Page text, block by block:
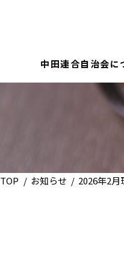
中田連合自治会に
TOP お知らせ 2026年2